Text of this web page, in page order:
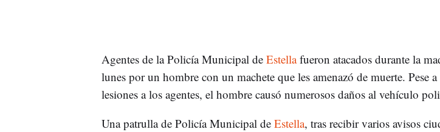
Agentes de la Policía Municipal de Estellafueron atacados durante la
lunes por un hombre con un machete que les amenazó de muerte. Pese
lesiones a los agentes, el hombre causó numerosos daños al vehículo
Una patrulla de Policía Municipal de Estella, tras recibir varios avisos